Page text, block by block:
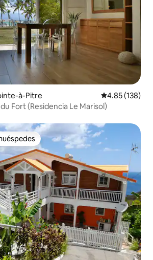
à-Pitre Calificación
4.85 (138)
Fort (Residencia Le Marisol)
Favorito entre huéspedes